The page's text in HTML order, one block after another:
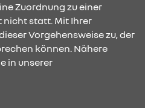
Zuordnung zu einer
statt. Mit Ihrer
Vorgehensweise zu, der
können. Nähere
in unserer